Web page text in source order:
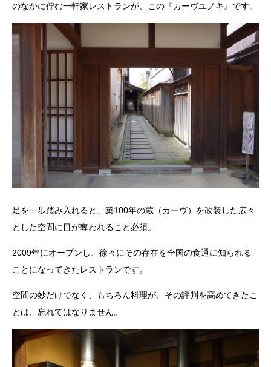
のなかに佇む一軒家レストランが、この『カーヴユノキ』です。
足を一歩踏み入れると、築100年の蔵（カーヴ）を改装した広々
とした空間に目が奪われること必須。
2009年にオープンし、徐々にその存在を全国の食通に知られる
ことになってきたレストランです。
空間の妙だけでなく、もちろん料理が、その評判を高めてきたこ
とは、忘れてはなりません。